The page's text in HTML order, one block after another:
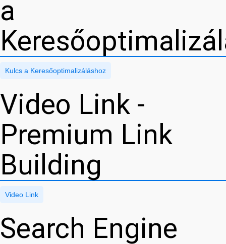
a
Kulcs a Keresőoptimalizáláshoz
Video Link -
Premium Link
Building
Video Link
Search Engine